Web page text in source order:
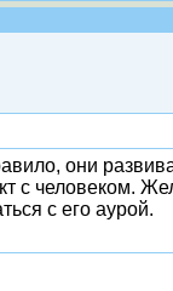
они
с человеком.
с его аурой.